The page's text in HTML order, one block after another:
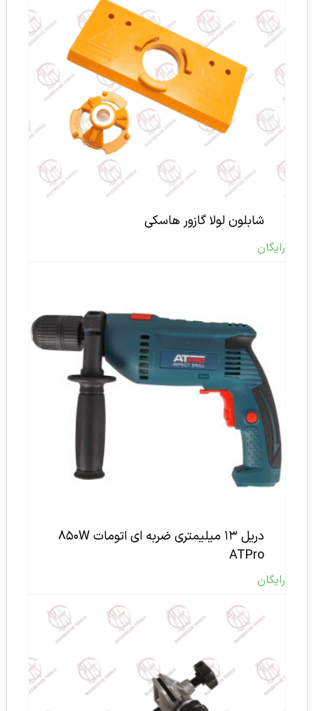
شابلون لولا گازور هاسکی
رایگان
دریل ۱۳ میلیمتری ضربه ای اتومات ۸۵۰W
ATPro
رایگان